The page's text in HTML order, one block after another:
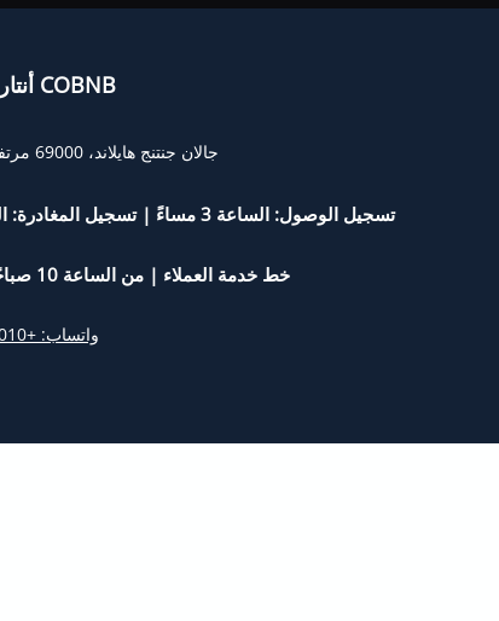
أنتارا جنتنج من COBNB
جالان جنتنج هايلاند، 69000 مرتفعات جنتنج، باهانج
تسجيل الوصول: الساعة 3 مساءً | تسجيل المغادرة: الساعة 11 صباحًا
خط خدمة العملاء | من الساعة 10 صباحًا حتى 10 مساءً
واتساب: +6010-271 5288